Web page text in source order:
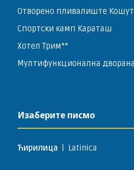
Отворено пливалиште
Спортски камп Караташ
Хотел Трим**
Мултифункционална дворана
Изаберите писмо
Ћирилица Latinica